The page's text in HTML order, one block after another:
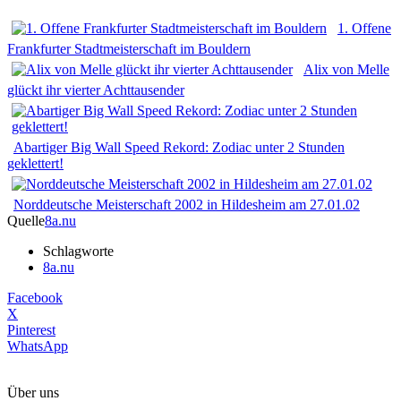
1. Offene
Frankfurter Stadtmeisterschaft im Bouldern
Alix von Melle
glückt ihr vierter Achttausender
Abartiger Big Wall Speed Rekord: Zodiac unter 2 Stunden
geklettert!
Norddeutsche Meisterschaft 2002 in Hildesheim am 27.01.02
Quelle8a.nu
Schlagworte
8a.nu
Facebook
X
Pinterest
WhatsApp
Über uns